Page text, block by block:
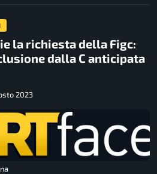
la richiesta della Figc:
dalla C anticipata
2023